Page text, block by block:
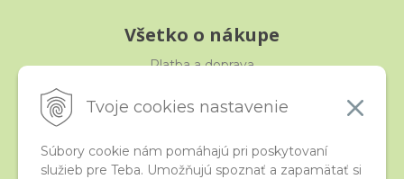
Tvoje cookies nastavenie
Súbory cookie nám pomáhajú pri poskytovaní
služieb pre Teba. Umožňujú spoznať a zapamätať si
Všetko o nákupe
Platba a doprava
Obchodné podmienky